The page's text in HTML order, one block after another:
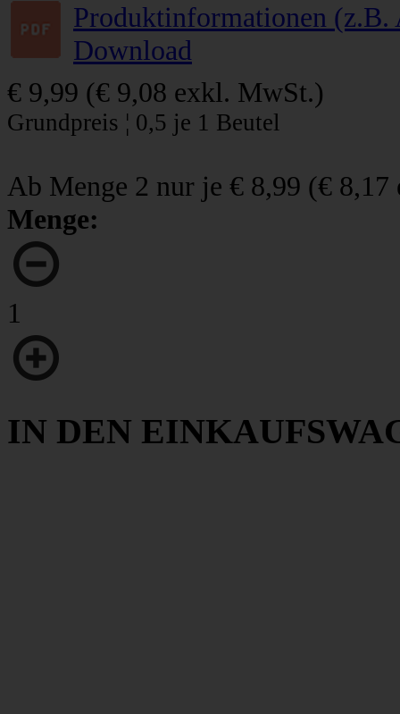
Produktinformationen
Download
€ 9,99 (€ 9,08 exkl. MwSt.)
Grundpreis ¦ 0,5 je 1 Beutel
Ab Menge 2 nur je € 8,99 (€ 8,17
Menge:
1
IN DEN